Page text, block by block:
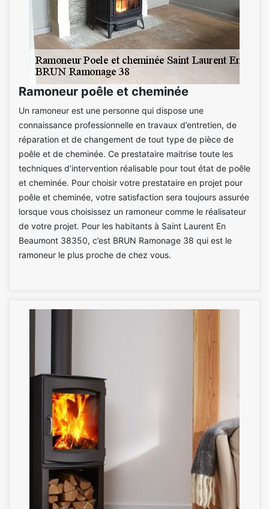
Ramoneur poêle et cheminée
Un ramoneur est une personne qui dispose une
connaissance professionnelle en travaux d’entretien, de
réparation et de changement de tout type de pièce de
poêle et de cheminée. Ce prestataire maitrise toute les
techniques d’intervention réalisable pour tout état de poêle
et cheminée. Pour choisir votre prestataire en projet pour
poêle et cheminée, votre satisfaction sera toujours assurée
lorsque vous choisissez un ramoneur comme le réalisateur
de votre projet. Pour les habitants à Saint Laurent En
Beaumont 38350, c’est BRUN Ramonage 38 qui est le
ramoneur le plus proche de chez vous.